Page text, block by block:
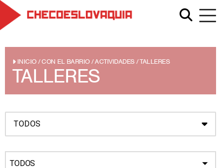
INICIO /CON EL BARRIO /ACTIVIDADES /TALLERES
TALLERES
TODOS